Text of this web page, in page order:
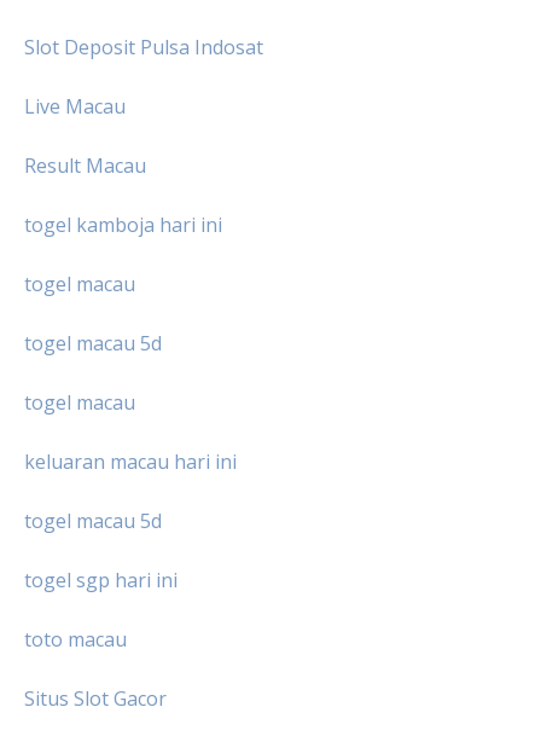
Slot Deposit Pulsa Indosat
Live Macau
Result Macau
togel kamboja hari ini
togel macau
togel macau 5d
togel macau
keluaran macau hari ini
togel macau 5d
togel sgp hari ini
toto macau
Situs Slot Gacor